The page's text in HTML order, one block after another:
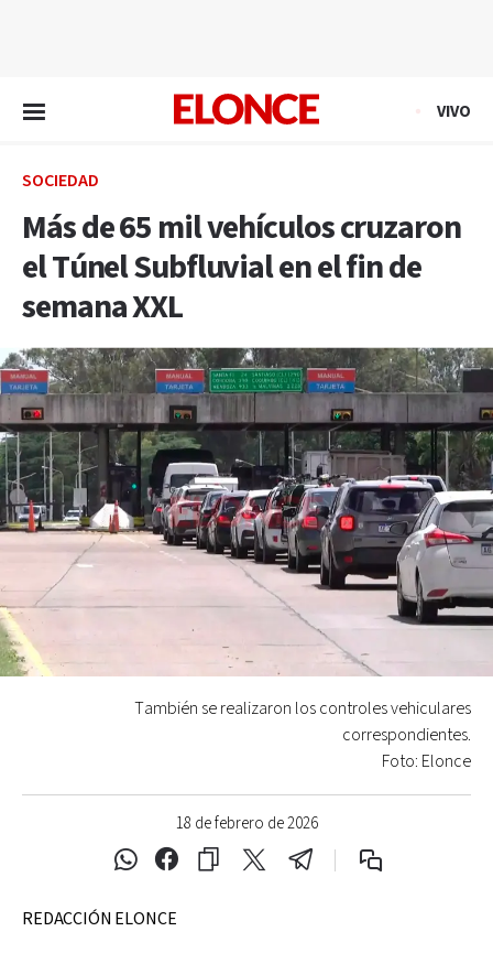
VIVO
SOCIEDAD
Más de 65 mil vehículos cruzaron
el Túnel Subfluvial en el fin de
semana XXL
18 de febrero de 2026
También se realizaron los controles vehiculares
correspondientes.
Foto: Elonce
REDACCIÓN ELONCE